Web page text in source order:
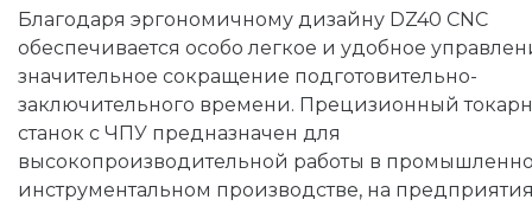
Благодаря эргономичному дизайну DZ40 CNC
обеспечивается особо легкое и удобное
значительное сокращение подготовительно-
заключительного времени. Прецизионный
станок с ЧПУ предназначен для
высокопроизводительной работы в
инструментальном производстве, на